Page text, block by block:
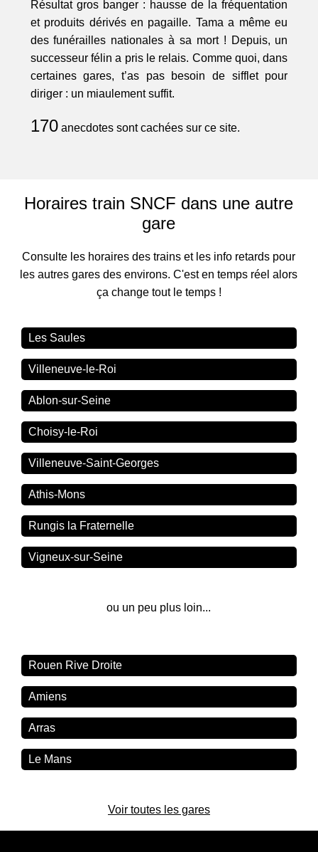
Résultat gros banger : hausse de la fréquentation
et produits dérivés en pagaille. Tama a même eu
des funérailles nationales à sa mort ! Depuis, un
successeur félin a pris le relais. Comme quoi, dans
certaines gares, t’as pas besoin de sifflet pour
diriger : un miaulement suffit.
170anecdotes sont cachées sur ce site.
Horaires train SNCF dans une autre
gare
Consulte les horaires des trains et les info retards pour
les autres gares des environs. C'est en temps réel alors
ça change tout le temps !
Les Saules
Villeneuve-le-Roi
Ablon-sur-Seine
Choisy-le-Roi
Villeneuve-Saint-Georges
Athis-Mons
Rungis la Fraternelle
Vigneux-sur-Seine
ou un peu plus loin...
Rouen Rive Droite
Amiens
Arras
Le Mans
Voir toutes les gares